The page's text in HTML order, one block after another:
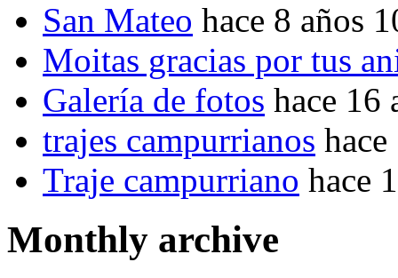
San Mateo hace 8 años
Moitas gracias por tus
Galería de fotos hace 16
trajes campurrianos
Traje campurriano hace
Monthly archive